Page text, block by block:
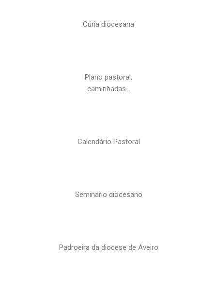
Cúria diocesana
Plano pastoral,
caminhadas…
Calendário Pastoral
Seminário diocesano
Padroeira da diocese de Aveiro